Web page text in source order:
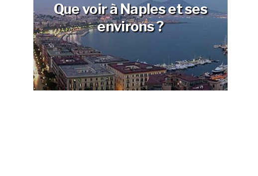
Que voir à Naples et ses
environs ?